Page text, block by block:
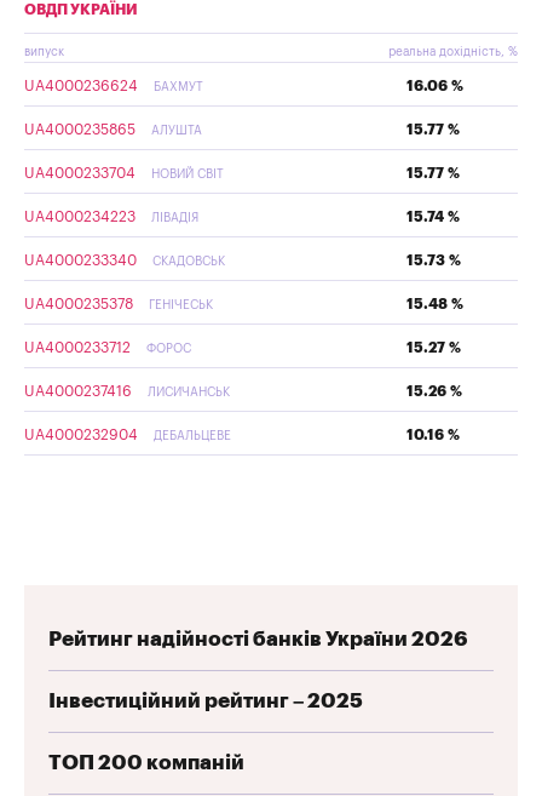
ОВДП УКРАЇНИ
випуск реальна дохідність, %
UA4000236624 БАХМУТ 16.06 %
UA4000235865 АЛУШТА 15.77 %
UA4000233704 НОВИЙ СВІТ 15.77 %
UA4000234223 ЛІВАДІЯ 15.74 %
UA4000233340 СКАДОВСЬК 15.73 %
UA4000235378 ГЕНІЧЕСЬК 15.48 %
UA4000233712 ФОРОС 15.27 %
UA4000237416 ЛИСИЧАНСЬК 15.26 %
UA4000232904 ДЕБАЛЬЦЕВЕ 10.16 %
Рейтинг надійності банків України 2026
Інвестиційний рейтинг – 2025
ТОП 200 компаній